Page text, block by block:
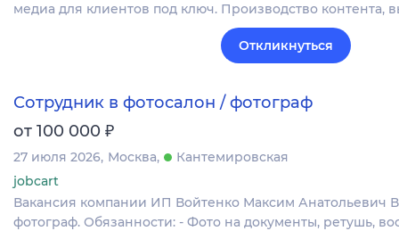
медиа для клиентов под ключ. Производство контента,
Откликнуться
Сотрудник в фотосалон / фотограф
от 100 000 ₽
27 июля 2026 Москва
Кантемировская
jobcart
Вакансия компании ИП Войтенко Максим Анатольевич В
фотограф. Обязанности: - Фото на документы, ретушь,